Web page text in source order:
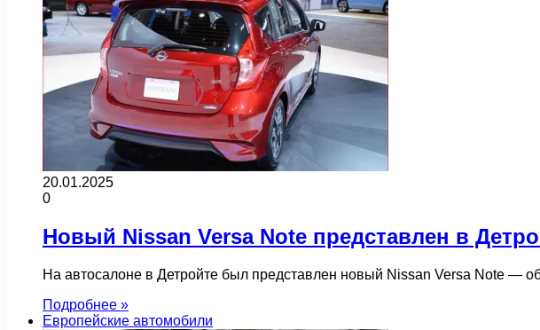
20.01.2025
0
Новый Nissan Versa Note представлен в
На автосалоне в Детройте был представлен новый Nissan Versa Note —
Подробнее »
Европейские автомобили